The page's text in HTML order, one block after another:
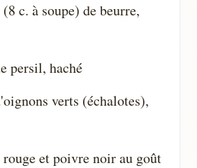
c. à soupe) de beurre,
persil, haché
verts (échalotes),
et poivre noir au goût